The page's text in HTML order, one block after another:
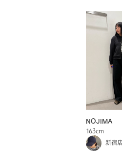
NOJIMA
163cm
新宿店